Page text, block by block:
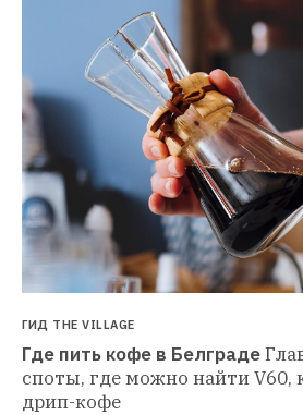
ГИД THE VILLAGE
Где пить кофе в Белграде
споты, где можно найти V60,
дрип-кофе